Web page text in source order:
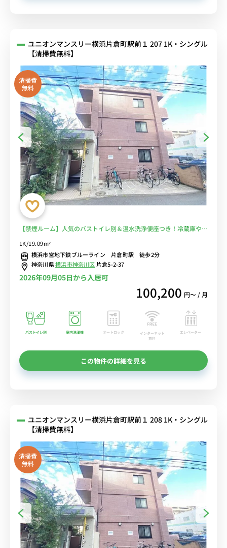
ユニオンマンスリー横浜片倉町駅前１ 207 1K・シングル
【清掃費無料】
清掃費
無料
【禁煙ルーム】人気のバストイレ別＆温水洗浄便座つき！冷蔵庫や電
付きインターフォン・室内洗濯機完備/神奈川大学横浜キャンパスま
で徒歩通学■選べるWi-Fi格安レンタル中！
1K/19.09m²
横浜市営地下鉄ブルーライン 片倉町駅 徒歩2分
神奈川県横浜市神奈川区 片倉5-2-37
2026年09月05日から入居可
100,200 円〜 / 月
バストイレ別 室内洗濯機 オートロック
インターネット
無料
エレベーター
この物件の詳細を見る
ユニオンマンスリー横浜片倉町駅前１ 208 1K・シングル
【清掃費無料】
清掃費
無料